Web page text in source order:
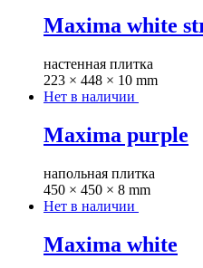
Maxima white
настенная плитка
223 × 448 × 10 mm
Нет в наличии
Maxima purple
напольная плитка
450 × 450 × 8 mm
Нет в наличии
Maxima white